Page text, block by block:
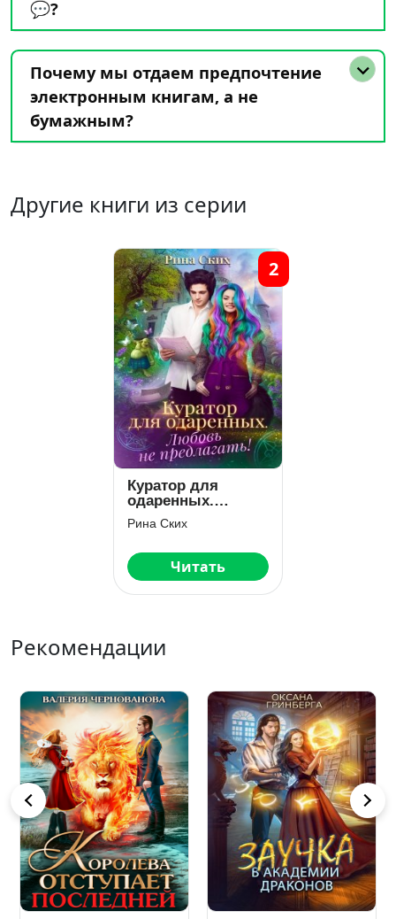
💬?
Почему мы отдаем предпочтение
электронным книгам, а не
бумажным?
Другие книги из серии
Куратор для
одаренных.
Любовь не
предлагать!
Рина Ских
Читать
2
Рекомендации